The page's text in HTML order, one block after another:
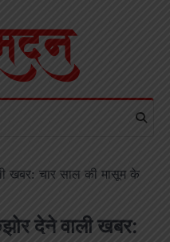
खबर: चार साल की मासूम के
देने वाली खबर: